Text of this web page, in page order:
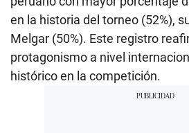
en la historia del torneo (52%),
Melgar (50%). Este registro
protagonismo a nivel
histórico en la competición.